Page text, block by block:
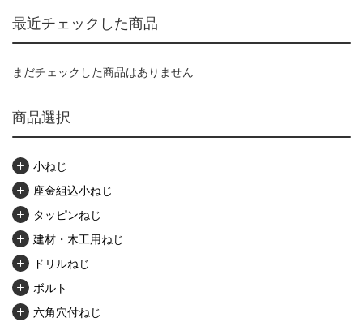
最近チェックした商品
まだチェックした商品はありません
商品選択
小ねじ
座金組込小ねじ
タッピンねじ
建材・木工用ねじ
ドリルねじ
ボルト
六角穴付ねじ